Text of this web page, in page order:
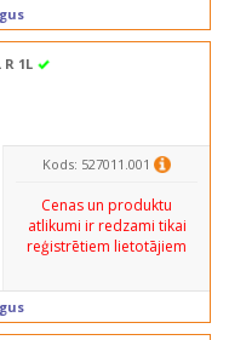
R 1L
Kods: 527011.001
Cenas un produktu
atlikumi ir redzami tikai
reģistrētiem lietotājiem